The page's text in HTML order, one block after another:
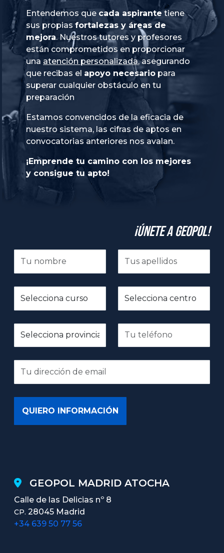
Entendemos que cada aspirante tiene
sus propias fortalezas y áreas de
mejora. Nuestros tutores y profesores
están comprometidos en proporcionar
una atención personalizada, asegurando
que recibas el apoyo necesario para
superar cualquier obstáculo en tu
preparación
Estamos convencidos de la eficacia de
nuestro sistema, las cifras de aptos en
convocatorias anteriores nos avalan.
¡Emprende tu camino con los mejores
y consigue tu apto!
¡Únete a GeoPol!
GEOPOL MADRID ATOCHA
Calle de las Delicias nº 8
CP. 28045 Madrid
+34 639 50 77 56